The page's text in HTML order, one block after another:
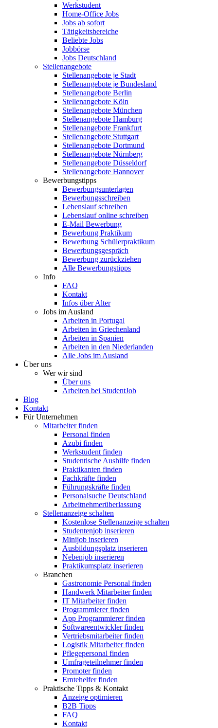
Werkstudent
Home-Office Jobs
Jobs ab sofort
Tätigkeitsbereiche
Beliebte Jobs
Jobbörse
Jobs Deutschland
Stellenangebote
Stellenangebote je Stadt
Stellenangebote je Bundesland
Stellenangebote Berlin
Stellenangebote Köln
Stellenangebote München
Stellenangebote Hamburg
Stellenangebote Frankfurt
Stellenangebote Stuttgart
Stellenangebote Dortmund
Stellenangebote Nürnberg
Stellenangebote Düsseldorf
Stellenangebote Hannover
Bewerbungstipps
Bewerbungsunterlagen
Bewerbungsschreiben
Lebenslauf schreiben
Lebenslauf online schreiben
E-Mail Bewerbung
Bewerbung Praktikum
Bewerbung Schülerpraktikum
Bewerbungsgespräch
Bewerbung zurückziehen
Alle Bewerbungstipps
Info
FAQ
Kontakt
Infos über Alter
Jobs im Ausland
Arbeiten in Portugal
Arbeiten in Griechenland
Arbeiten in Spanien
Arbeiten in den Niederlanden
Alle Jobs im Ausland
Über uns
Wer wir sind
Über uns
Arbeiten bei StudentJob
Blog
Kontakt
Für Unternehmen
Mitarbeiter finden
Personal finden
Azubi finden
Werkstudent finden
Studentische Aushilfe finden
Praktikanten finden
Fachkräfte finden
Führungskräfte finden
Personalsuche Deutschland
Arbeitnehmerüberlassung
Stellenanzeige schalten
Kostenlose Stellenanzeige schalten
Studentenjob inserieren
Minijob inserieren
Ausbildungsplatz inserieren
Nebenjob inserieren
Praktikumsplatz inserieren
Branchen
Gastronomie Personal finden
Handwerk Mitarbeiter finden
IT Mitarbeiter finden
Programmierer finden
App Programmierer finden
Softwareentwickler finden
Vertriebsmitarbeiter finden
Logistik Mitarbeiter finden
Pflegepersonal finden
Umfrageteilnehmer finden
Promoter finden
Erntehelfer finden
Praktische Tipps & Kontakt
Anzeige optimieren
B2B Tipps
FAQ
Kontakt